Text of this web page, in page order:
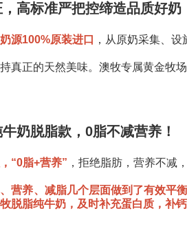
高标准严把控缔造品质好奶
源100%原装进口 ，从原奶采集、
真正的天然美味。澳牧专属黄金牧
奶脱脂款，0脂不减营养！
“0脂+营养” ，拒绝脂肪，营养不减
营养、减脂几个层面做到了有效平
脱脂纯牛奶，及时补充蛋白质，补